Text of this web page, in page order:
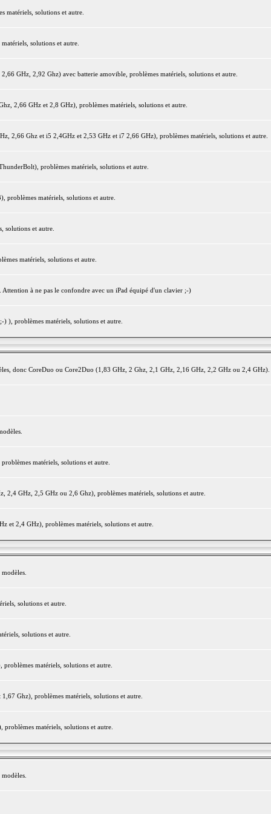
matériels, solutions et autre.
solutions et autre.
GHz, 2,92 Ghz) avec batterie amovible, problèmes matériels, solutions et autre.
2,66 GHz et 2,8 GHz), problèmes matériels, solutions et autre.
2,66 Ghz et i5 2,4GHz et 2,53 GHz et i7 2,66 GHz), problèmes matériels, solutions et autre.
problèmes matériels, solutions et autre.
matériels, solutions et autre.
solutions et autre.
matériels, solutions et autre.
à ne pas le confondre avec un iPad équipé d'un clavier ;-)
), problèmes matériels, solutions et autre.
donc CoreDuo ou Core2Duo (1,83 GHz, 2 Ghz, 2,1 GHz, 2,16 GHz, 2,2 GHz ou 2,4 GHz).
matériels, solutions et autre.
GHz, 2,5 GHz ou 2,6 Ghz), problèmes matériels, solutions et autre.
et 2,4 GHz), problèmes matériels, solutions et autre.
solutions et autre.
solutions et autre.
matériels, solutions et autre.
Ghz), problèmes matériels, solutions et autre.
matériels, solutions et autre.